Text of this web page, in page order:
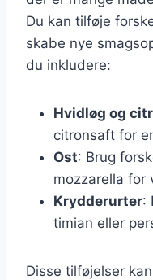
Du kan tilføje
skabe nye
du inkludere:
Hvidløg og
citronsaft for
Ost: Brug
mozzarella for
Krydderurter:
timian eller
Disse tilføjelser